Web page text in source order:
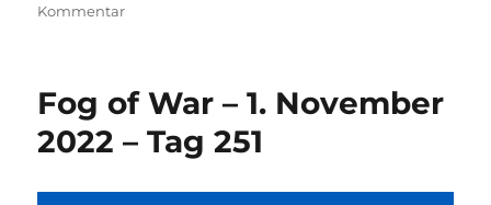
Kommentarzu
–
November
–
Fog of War – 1. November
2022 – Tag 251